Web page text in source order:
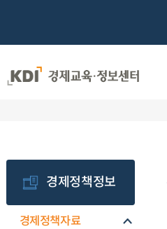
경제정책정보
경제정책자료